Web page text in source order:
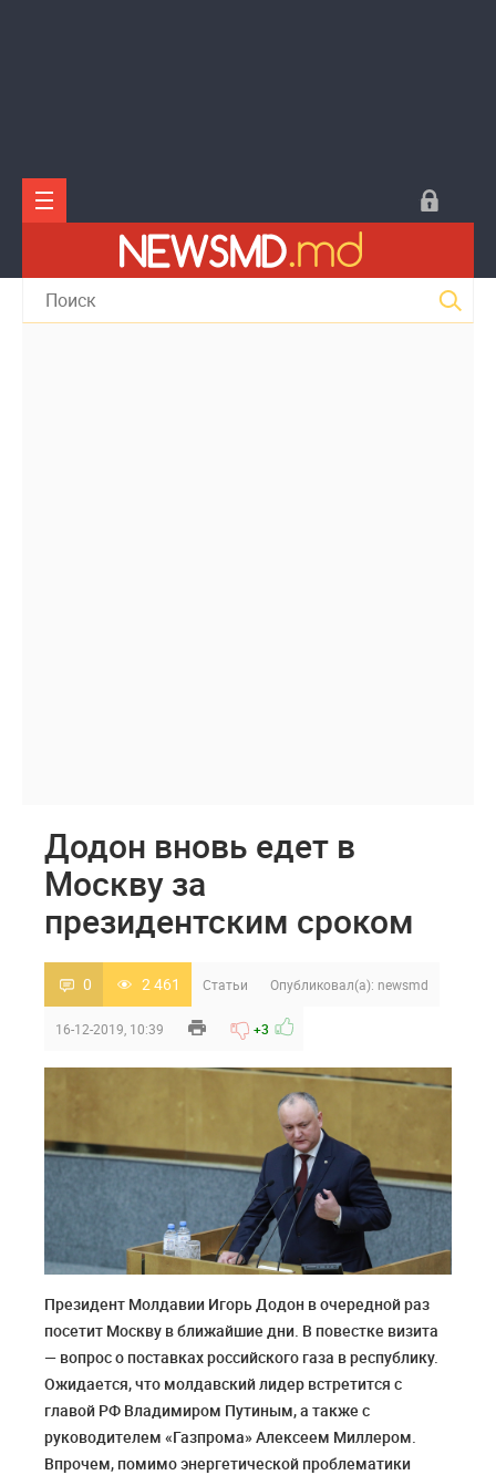
Додон вновь едет в
Москву за
президентским сроком
0 2 461 Статьи Опубликовал(а): newsmd
16-12-2019, 10:39 +3
Президент Молдавии Игорь Додон в очередной раз
посетит Москву в ближайшие дни. В повестке визита
— вопрос о поставках российского газа в республику.
Ожидается, что молдавский лидер встретится с
главой РФ Владимиром Путиным, а также с
руководителем «Газпрома» Алексеем Миллером.
Впрочем, помимо энергетической проблематики